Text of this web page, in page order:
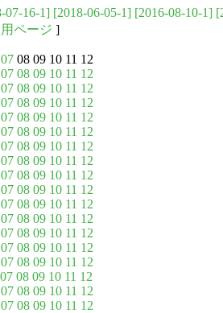
07-16-1] [2018-06-05-1] [2016-08-10-1]
ページ ]
07 08 09 10 11 12
07 08 09 10 11 12
07 08 09 10 11 12
07 08 09 10 11 12
07 08 09 10 11 12
07 08 09 10 11 12
07 08 09 10 11 12
07 08 09 10 11 12
07 08 09 10 11 12
07 08 09 10 11 12
07 08 09 10 11 12
07 08 09 10 11 12
07 08 09 10 11 12
07 08 09 10 11 12
07 08 09 10 11 12
07 08 09 10 11 12
07 08 09 10 11 12
07 08 09 10 11 12